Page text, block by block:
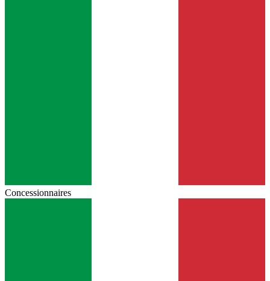
Concessionnaires